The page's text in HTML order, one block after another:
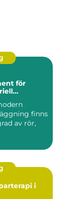
för
finns
av rör,
i